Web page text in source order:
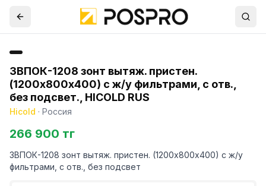
ЗВПОК-1208 зонт вытяж. пристен.
(1200х800х400) с ж/у фильтрами, с отв.,
без подсвет., HICOLD RUS
Hicold · Россия
266 900 тг
ЗВПОК-1208 зонт вытяж. пристен. (1200х800х400) с ж/у
фильтрами, с отв., без подсвет